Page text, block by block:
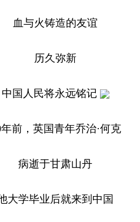
血与火铸造的友谊
历久弥新
中国人民将永远铭记
前，英国青年乔治·何克
病逝于甘肃山丹
大学毕业后就来到中国